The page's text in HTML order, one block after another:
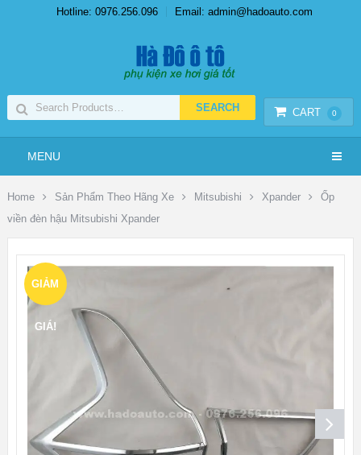
Hotline: 0976.256.096 Email: admin@hadoauto.com
CART 0
MENU
Home Sản Phẩm Theo Hãng Xe Mitsubishi Xpander
Ốp
viền đèn hậu Mitsubishi Xpander
GIẢM
GIÁ!